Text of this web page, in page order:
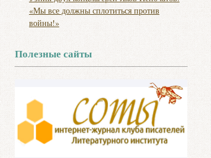
«Мы все должны сплотиться против
войны!»
Полезные сайты